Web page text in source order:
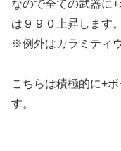
なので全ての武器に
は９９０上昇します。
※例外はカラミティ
こちらは積極的に+
す。